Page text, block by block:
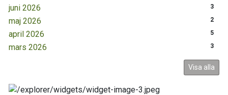
juni 2026 3
maj 2026 2
april 2026 5
mars 2026 3
Visa alla